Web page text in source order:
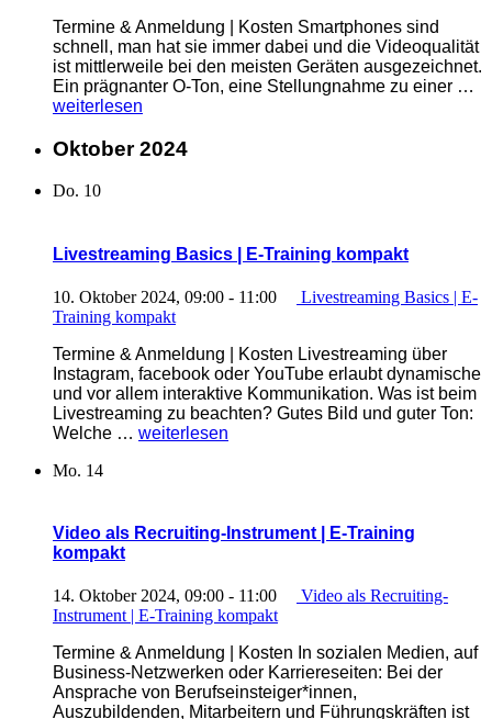
Termine & Anmeldung | Kosten Smartphones sind
schnell, man hat sie immer dabei und die Videoqualität
ist mittlerweile bei den meisten Geräten ausgezeichnet.
Ein prägnanter O-Ton, eine Stellungnahme zu einer …
weiterlesen
Oktober 2024
Do. 10
Livestreaming Basics | E-Training kompakt
10. Oktober 2024, 09:00 - 11:00
Livestreaming Basics | E-
Training kompakt
Termine & Anmeldung | Kosten Livestreaming über
Instagram, facebook oder YouTube erlaubt dynamische
und vor allem interaktive Kommunikation. Was ist beim
Livestreaming zu beachten? Gutes Bild und guter Ton:
Welche … „Livestreaming
kompakt“
weiterlesen
Mo. 14
Video als Recruiting-Instrument | E-Training
kompakt
14. Oktober 2024, 09:00 - 11:00
Video als Recruiting-
Instrument | E-Training kompakt
Termine & Anmeldung | Kosten In sozialen Medien, auf
Business-Netzwerken oder Karriereseiten: Bei der
Ansprache von Berufseinsteiger*innen,
Auszubildenden, Mitarbeitern und Führungskräften ist